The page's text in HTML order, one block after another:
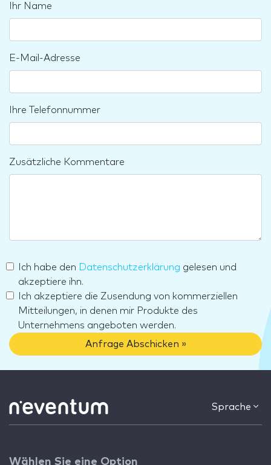
Ihr Name
E-Mail-Adresse
Ihre Telefonnummer
Zusätzliche Kommentare
Ich habe den Datenschutzerklärung gelesen und
akzeptiere ihn.
Ich akzeptiere die Zusendung von kommerziellen
Mitteilungen, in denen mir Produkte des
Unternehmens angeboten werden.
Anfrage Abschicken »
Sprache
Wählen Sie eine Option